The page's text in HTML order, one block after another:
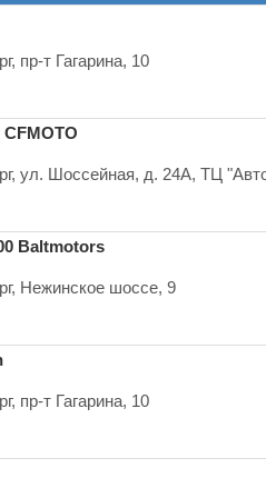
пр-т Гагарина, 10
ул. Шоссейная, д. 24А, ТЦ
Baltmotors
Нежинское шоссе, 9
пр-т Гагарина, 10